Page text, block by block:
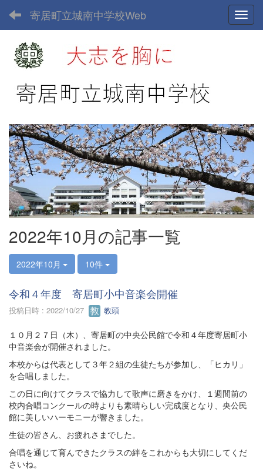
寄居町立城南中学校Web
p
r
e
v
i
o
u
s
n
e
x
t
2022年10月の記事一覧
2022年10月 10件
令和４年度 寄居町小中音楽会開催
投稿日時 : 2022/10/27 教頭
１０月２７日（木）、寄居町の中央公民館で令和４年度寄居町小
中音楽会が開催されました。
本校からは代表として３年２組の生徒たちが参加し、「ヒカリ」
を合唱しました。
この日に向けてクラスで協力して歌声に磨きをかけ、１週間前の
校内合唱コンクールの時よりも素晴らしい完成度となり、央公民
館に美しいハーモニーが響きました。
生徒の皆さん、お疲れさまでした。
合唱を通じて育んできたクラスの絆をこれからも大切にしてくだ
さいね。